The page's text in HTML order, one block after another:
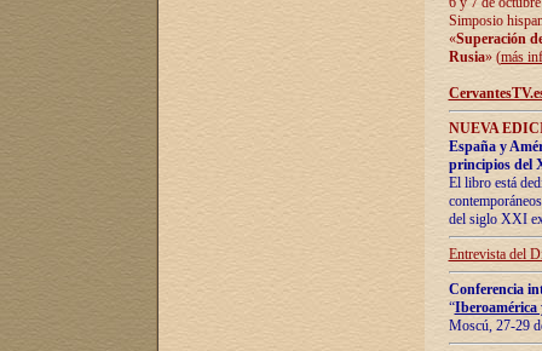
Simposio
«Superación
Rusia» (más
NUEVA
España y
principios del
El libro está
del siglo XXI
Entrevista del
Conferencia
“Iberoamérica
Moscú, 27-29